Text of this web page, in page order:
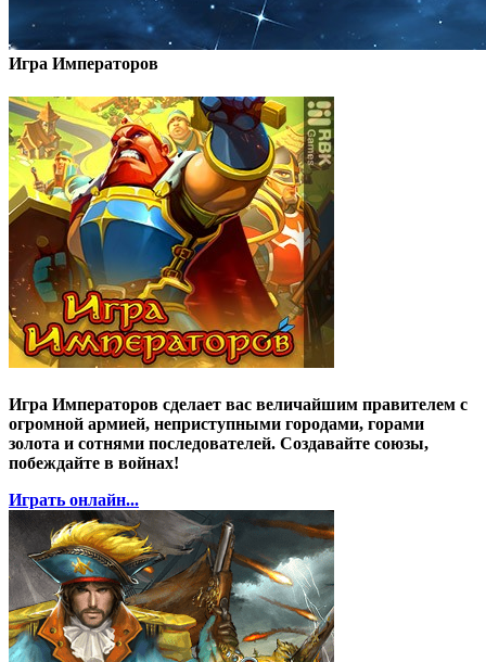
Игра Императоров
Игра Императоров сделает вас величайшим правителем с
огромной армией, неприступными городами, горами
золота и сотнями последователей. Создавайте союзы,
побеждайте в войнах!
Играть онлайн...